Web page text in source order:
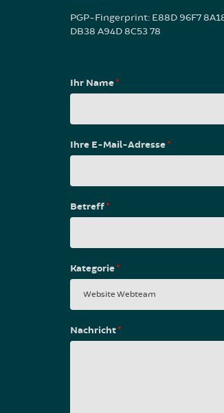
PGP-Fingerprint: E88D 96F7
DB38 A94D 8C53 78
Ihr Name*
Ihre E-Mail-Adresse*
Betreff*
Kategorie*
Nachricht*